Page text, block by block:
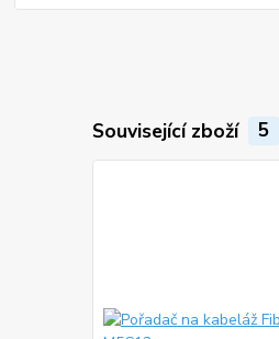
Související zboží 5